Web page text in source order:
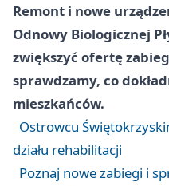
Remont i nowe
Odnowy Biologicznej
zwiększyć ofertę
sprawdzamy, co
mieszkańców.
Ostrowcu
działu rehabilitacji
Poznaj nowe zabiegi i